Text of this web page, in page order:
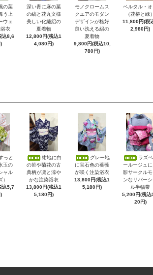
の葉
う上
ウェ
衣
込8,6
深い青に麻の葉
の縞と花丸文様
美しい化繊絽の
夏着物
12,800円(税込1
4,080円)
モノクロームス
クエアのモダン
デザインが格好
良い洗える絽の
夏着物
9,800円(税込10,
780円)
ベルタル・
（花椿と緑）
11,800円(税
2,980円)
っと
玉の
ャル
）
込5,7
紺地に白
の笹や菊花の古
典柄が凛と涼や
かな注染浴衣
13,800円(税込1
5,180円)
グレー地
に宝石色の薔薇
が咲く注染浴衣
13,800円(税込1
5,180円)
ラズ
ールージュに
影サークル
ンなリバー
ル半幅帯
5,200円(税込
20円)